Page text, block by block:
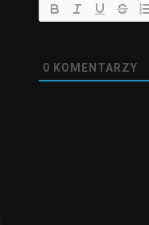
0 KOMENTARZY